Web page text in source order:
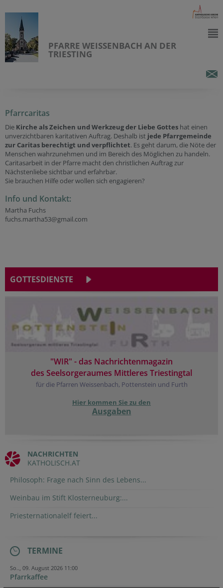
PFARRE WEISSENBACH AN DER
TRIESTING
Pfarrcaritas
Die Kirche als Zeichen und Werkzeug der Liebe Gottes hat einen
unverzichtbaren karitativen Auftrag. Deshalb ist jede Pfarrgemeinde
zur Caritas berechtigt und verpflichtet. Es geht darum, die Nöte der
Menschen wahrzunehmen und im Bereich des Möglichen zu handeln.
Caritasarbeit in der Pfarre macht den christlichen Auftrag zur
Nächstenliebe sichtbar und erfahrbar.
Sie brauchen Hilfe oder wollen sich engagieren?
Info und Kontakt:
Martha Fuchs
fuchs.martha53@gmail.com
GOTTESDIENSTE
"WIR" - das Nachrichtenmagazin
des Seelsorgeraumes Mittleres Triestingtal
für die Pfarren Weissenbach, Pottenstein und Furth
Hier kommen Sie zu den
Ausgaben
NACHRICHTEN
KATHOLISCH.AT
Philosoph: Frage nach Sinn des Lebens...
Weinbau im Stift Klosterneuburg:...
Priesternationalelf feiert...
TERMINE
So.., 09. August 2026 11:00
Pfarrkaffee